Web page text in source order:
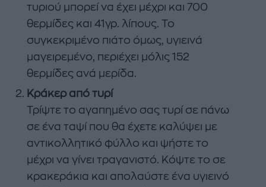
τυριού μπορεί να έχει μέχρι και 700
θερμίδες και 41γρ. λίπους. Το
συγκεκριμένο πιάτο όμως, υγιεινά
μαγειρεμένο, περιέχει μόλις 152
θερμίδες ανά μερίδα.
Κράκερ από τυρί
Τρίψτε το αγαπημένο σας τυρί σε πάνω
σε ένα ταψί που θα έχετε καλύψει με
αντικολλητικό φύλλο και ψήστε το
μέχρι να γίνει τραγανιστό. Κόψτε το σε
κρακεράκια και απολαύστε ένα υγιεινό